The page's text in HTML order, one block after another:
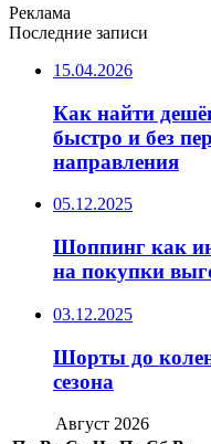
Реклама
Последние записи
15.04.2026
Как найти
быстро и без
направления
05.12.2025
Шоппинг как
на покупки
03.12.2025
Шорты до
сезона
Август 2026